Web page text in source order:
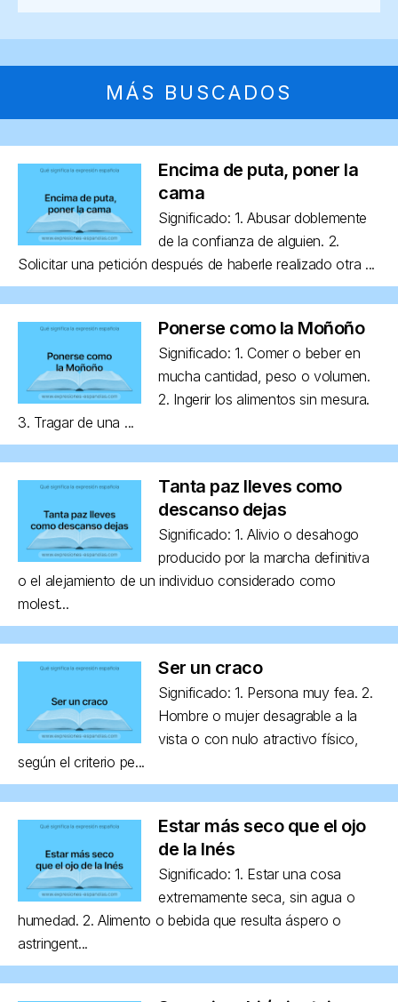
MÁS BUSCADOS
Encima de puta, poner la
cama
Significado: 1. Abusar doblemente
de la confianza de alguien. 2.
Solicitar una petición después de haberle realizado otra ...
Ponerse como la Moñoño
Significado: 1. Comer o beber en
mucha cantidad, peso o volumen.
2. Ingerir los alimentos sin mesura.
3. Tragar de una ...
Tanta paz lleves como
descanso dejas
Significado: 1. Alivio o desahogo
producido por la marcha definitiva
o el alejamiento de un individuo considerado como
molest...
Ser un craco
Significado: 1. Persona muy fea. 2.
Hombre o mujer desagrable a la
vista o con nulo atractivo físico,
según el criterio pe...
Estar más seco que el ojo
de la Inés
Significado: 1. Estar una cosa
extremamente seca, sin agua o
humedad. 2. Alimento o bebida que resulta áspero o
astringent...